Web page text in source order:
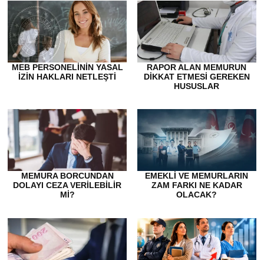
MEB PERSONELININ YASAL
İZIN HAKLARI NETLEŞTI
RAPOR ALAN MEMURUN
DİKKAT ETMESİ GEREKEN
HUSUSLAR
MEMURA BORCUNDAN
DOLAYI CEZA VERILEBILIR
MI?
EMEKLI VE MEMURLARIN
ZAM FARKI NE KADAR
OLACAK?